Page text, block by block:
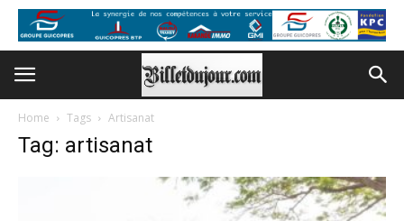
Home Tags Artisanat
Tag: artisanat